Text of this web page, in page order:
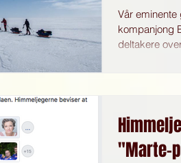
Vår
kompanjong Bjørn, leder i disse
deltakere
"Marte-